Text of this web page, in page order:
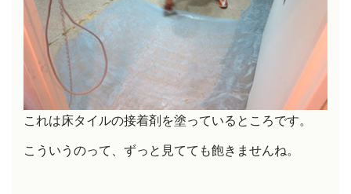
これは床タイルの接着剤を塗っているところです。
こういうのって、ずっと見てても飽きませんね。